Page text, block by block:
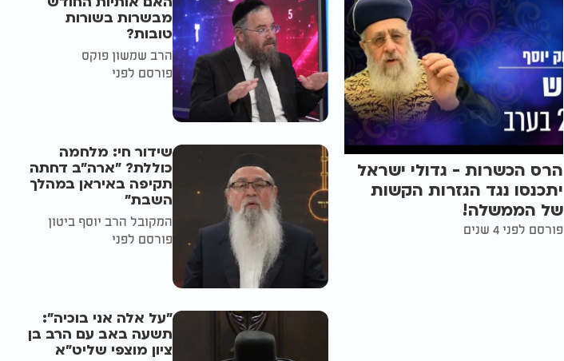
הרס הכשרות - גדולי ישראל
יתכנסו נגד הגזרות הקשות
של הממשלה!
פורסם לפני 4 שנים
מבשרות בשורות
טובות?
הרב שמשון פוקס
פורסם לפני
שידור חי: מלחמה
כוללת? ״ארה"ב דחתה
תקיפה באיראן במהלך
השבת״
המקובל הרב יוסף ביטון
פורסם לפני
"על אלה אני בוכיה":
תשעה באב עם הרב בן
ציון מוצפי שליט"א